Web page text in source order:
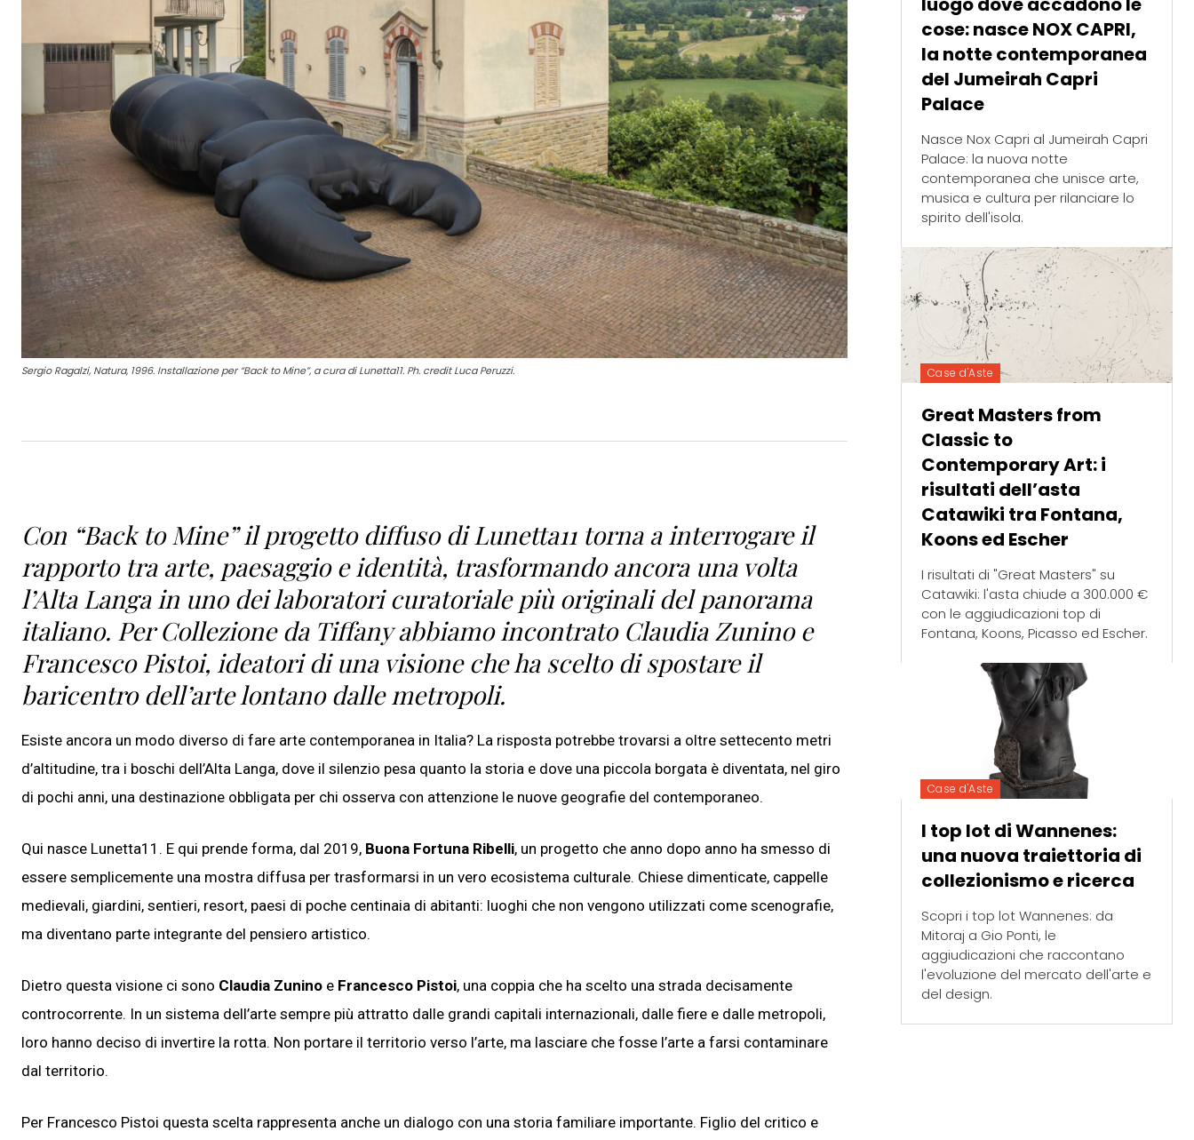
Sergio Ragalzi, Natura, 1996. Installazione per “Back to Mine”, a cura di Lunetta11. Ph. credit Luca Peruzzi.
Con “Back to Mine” il progetto diffuso di Lunetta11 torna a interrogare il
rapporto tra arte, paesaggio e identità, trasformando ancora una volta
l’Alta Langa in uno dei laboratori curatoriale più originali del panorama
italiano. Per Collezione da Tiffany abbiamo incontrato Claudia Zunino e
Francesco Pistoi, ideatori di una visione che ha scelto di spostare il
baricentro dell’arte lontano dalle metropoli.
Esiste ancora un modo diverso di fare arte contemporanea in Italia? La risposta potrebbe trovarsi a oltre settecento metri
d’altitudine, tra i boschi dell’Alta Langa, dove il silenzio pesa quanto la storia e dove una piccola borgata è diventata, nel giro
di pochi anni, una destinazione obbligata per chi osserva con attenzione le nuove geografie del contemporaneo.
Qui nasce Lunetta11. E qui prende forma, dal 2019, Buona Fortuna Ribelli, un progetto che anno dopo anno ha smesso di
essere semplicemente una mostra diffusa per trasformarsi in un vero ecosistema culturale. Chiese dimenticate, cappelle
medievali, giardini, sentieri, resort, paesi di poche centinaia di abitanti: luoghi che non vengono utilizzati come scenografie,
ma diventano parte integrante del pensiero artistico.
Dietro questa visione ci sono Claudia Zunino e Francesco Pistoi, una coppia che ha scelto una strada decisamente
controcorrente. In un sistema dell’arte sempre più attratto dalle grandi capitali internazionali, dalle fiere e dalle metropoli,
loro hanno deciso di invertire la rotta. Non portare il territorio verso l’arte, ma lasciare che fosse l’arte a farsi contaminare
dal territorio.
Per Francesco Pistoi questa scelta rappresenta anche un dialogo con una storia familiare importante. Figlio del critico e
cose: nasce NOX CAPRI,
la notte contemporanea
del Jumeirah Capri
Palace
Nasce Nox Capri al Jumeirah Capri
Palace: la nuova notte
contemporanea che unisce arte,
musica e cultura per rilanciare lo
spirito dell'isola.
Case d'Aste
Great Masters from
Classic to
Contemporary Art: i
risultati dell’asta
Catawiki tra Fontana,
Koons ed Escher
I risultati di "Great Masters" su
Catawiki: l'asta chiude a 300.000 €
con le aggiudicazioni top di
Fontana, Koons, Picasso ed Escher.
Case d'Aste
I top lot di Wannenes:
una nuova traiettoria di
collezionismo e ricerca
Scopri i top lot Wannenes: da
Mitoraj a Gio Ponti, le
aggiudicazioni che raccontano
l'evoluzione del mercato dell'arte e
del design.